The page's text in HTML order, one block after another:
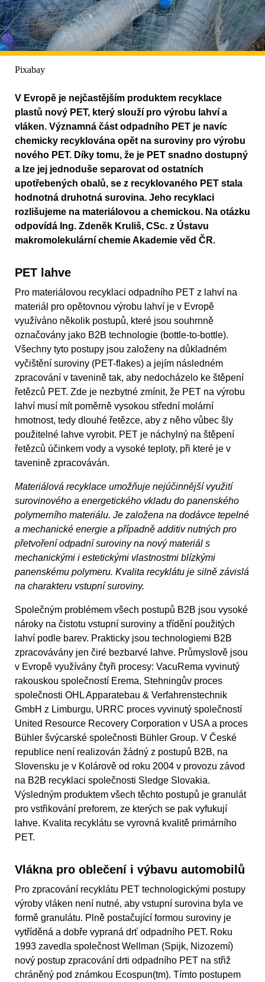
Pixabay
V Evropě je nejčastějším produktem recyklace
plastů nový PET, který slouží pro výrobu lahví a
vláken. Významná část odpadního PET je navíc
chemicky recyklována opět na suroviny pro výrobu
nového PET. Díky tomu, že je PET snadno dostupný
a lze jej jednoduše separovat od ostatních
upotřebených obalů, se z recyklovaného PET stala
hodnotná druhotná surovina. Jeho recyklaci
rozlišujeme na materiálovou a chemickou. Na otázku
odpovídá Ing. Zdeněk Kruliš, CSc. z Ústavu
makromolekulární chemie Akademie věd ČR.
PET lahve
Pro materiálovou recyklaci odpadního PET z lahví na
materiál pro opětovnou výrobu lahví je v Evropě
využíváno několik postupů, které jsou souhrnně
označovány jako B2B technologie (bottle-to-bottle).
Všechny tyto postupy jsou založeny na důkladném
vyčištění suroviny (PET-flakes) a jejím následném
zpracování v tavenině tak, aby nedocházelo ke štěpení
řetězců PET. Zde je nezbytné zmínit, že PET na výrobu
lahví musí mít poměrně vysokou střední molární
hmotnost, tedy dlouhé řetězce, aby z něho vůbec šly
použitelné lahve vyrobit. PET je náchylný na štěpení
řetězců účinkem vody a vysoké teploty, při které je v
tavenině zpracováván.
Materiálová recyklace umožňuje nejúčinnější využití
surovinového a energetického vkladu do panenského
polymerního materiálu. Je založena na dodávce tepelné
a mechanické energie a případně additiv nutných pro
přetvoření odpadní suroviny na nový materiál s
mechanickými i estetickými vlastnostmi blízkými
panenskému polymeru. Kvalita recyklátu je silně závislá
na charakteru vstupní suroviny.
Společným problémem všech postupů B2B jsou vysoké
nároky na čistotu vstupní suroviny a třídění použitých
lahví podle barev. Prakticky jsou technologiemi B2B
zpracovávány jen čiré bezbarvé lahve. Průmyslově jsou
v Evropě využívány čtyři procesy: VacuRema vyvinutý
rakouskou společností Erema, Stehningův proces
společnosti OHL Apparatebau & Verfahrenstechnik
GmbH z Limburgu, URRC proces vyvinutý společností
United Resource Recovery Corporation v USA a proces
Bühler švýcarské společnosti Bühler Group. V České
republice není realizován žádný z postupů B2B, na
Slovensku je v Kolárově od roku 2004 v provozu závod
na B2B recyklaci společnosti Sledge Slovakia.
Výsledným produktem všech těchto postupů je granulát
pro vstřikování preforem, ze kterých se pak vyfukují
lahve. Kvalita recyklátu se vyrovná kvalitě primárního
PET.
Vlákna pro oblečení i výbavu automobilů
Pro zpracování recyklátu PET technologickými postupy
výroby vláken není nutné, aby vstupní surovina byla ve
formě granulátu. Plně postačující formou suroviny je
vytříděná a dobře vypraná drť odpadního PET. Roku
1993 zavedla společnost Wellman (Spijk, Nizozemí)
nový postup zpracování drti odpadního PET na střiž
chráněný pod známkou Ecospun(tm). Tímto postupem